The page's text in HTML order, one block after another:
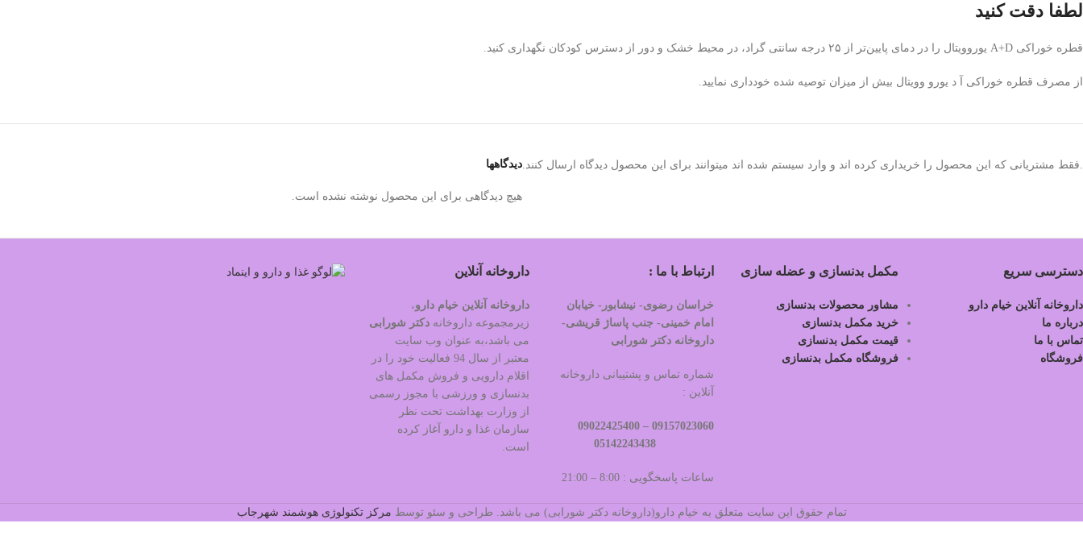
لطفا دقت کنید
قطره خوراکی A+D یوروویتال را در دمای پایین‌تر از ۲۵ درجه سانتی گراد، در محیط خشک و دور از دسترس کودکان نگهداری کنید.
از مصرف قطره خوراکی آ د یورو وویتال بیش از میزان توصیه شده خودداری نمایید.
دیدگاهها
هیچ دیدگاهی برای این محصول نوشته نشده است.
.فقط مشتریانی که این محصول را خریداری کرده اند و وارد سیستم شده اند میتوانند برای این محصول دیدگاه ارسال کنند.
دسترسی سریع
داروخانه آنلاین خیام دارو
درباره ما
تماس با ما
فروشگاه
مکمل بدنسازی و عضله سازی
مشاور محصولات بدنسازی
خرید مکمل بدنسازی
قیمت مکمل بدنسازی
فروشگاه مکمل بدنسازی
ارتباط با ما :
خراسان رضوی- نیشابور- خیابان
امام خمینی- جنب پاساژ قریشی-
داروخانه دکتر شورابی
شماره تماس و پشتیبانی داروخانه
آنلاین :
09157023060 –
ساعات پاسخگویی : 8:00 – 21:00
داروخانه آنلاین
داروخانه آنلاین خیام دارو،
زیرمجموعه داروخانه دکتر شورابی
می باشد،به عنوان وب سایت
معتبر از سال 94 فعالیت خود را در
اقلام دارویی و فروش مکمل های
بدنسازی و ورزشی با مجوز رسمی
از وزارت بهداشت تحت نظر
سازمان غذا و دارو آغاز کرده
است.
تمام حقوق این سایت متعلق به خیام دارو(داروخانه دکتر شورابی) می باشد. طراحی و سئو توسط مرکز تکنولوژی هوشمند شهرجاب